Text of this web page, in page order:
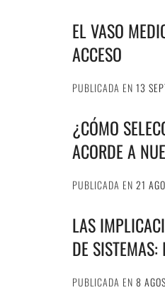
EL VASO
ACCESO
PUBLICADA EN 13
¿CÓMO
ACORDE A
PUBLICADA EN 21
LAS
DE
PUBLICADA EN 8